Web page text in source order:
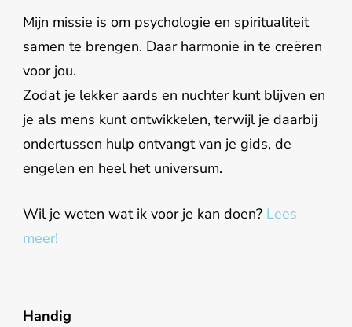
Mijn missie is om psychologie en spiritualiteit
samen te brengen. Daar harmonie in te creëren
voor jou.
Zodat je lekker aards en nuchter kunt blijven en
je als mens kunt ontwikkelen, terwijl je daarbij
ondertussen hulp ontvangt van je gids, de
engelen en heel het universum.
Wil je weten wat ik voor je kan doen? Lees
meer!
Handig